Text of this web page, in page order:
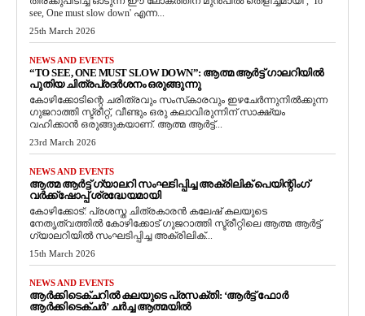
see, One must slow down' എന്ന...
25th March 2026
NEWS AND EVENTS
“TO SEE, ONE MUST SLOW DOWN”: ആത്മ ആർട്ട് ഗാലറിയിൽ
പുതിയ ചിത്രപ്രദർശനം ഒരുങ്ങുന്നു
കോഴിക്കോടിന്റെ ചരിത്രവും സംസ്‌കാരവും ഇഴചേർന്നുനിൽക്കുന്ന
ഗുജറാത്തി സ്ട്രീറ്റ്, വീണ്ടും ഒരു കലാവിരുന്നിന് സാക്ഷ്യം
വഹിക്കാൻ ഒരുങ്ങുകയാണ്. ആത്മ ആർട്ട്...
23rd March 2026
NEWS AND EVENTS
ആത്മ ആർട്ട് ഗ്യാലറി സംഘടിപ്പിച്ച അക്രിലിക് പെയിന്റിംഗ്
വർക്ക്‌ഷോപ്പ് ശ്രദ്ധേയമായി
കോഴിക്കോട്: പ്രശസ്ത ചിത്രകാരൻ കലേഷ് കലയുടെ
നേതൃത്വത്തിൽ കോഴിക്കോട് ഗുജറാത്തി സ്ട്രീറ്റിലെ ആത്മ ആർട്ട്
ഗ്യാലറിയിൽ സംഘടിപ്പിച്ച അക്രിലിക്...
15th March 2026
NEWS AND EVENTS
ആർക്കിടെക്ചറിൽ കലയുടെ പ്രസക്തി: ‘ആർട്ട് ഫോർ
ആർക്കിടെക്ചർ’ ചർച്ച ആത്മയിൽ